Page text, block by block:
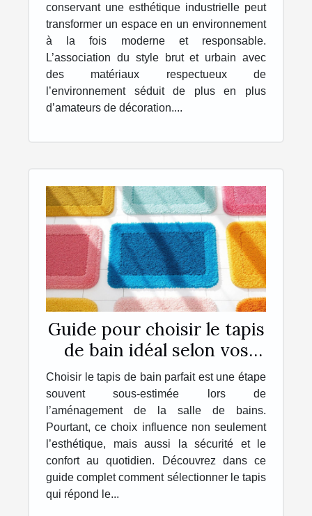
conservant une esthétique industrielle peut
transformer un espace en un environnement
à la fois moderne et responsable.
L’association du style brut et urbain avec
des matériaux respectueux de
l’environnement séduit de plus en plus
d’amateurs de décoration....
Guide pour choisir le tapis
de bain idéal selon vos
besoins
Choisir le tapis de bain parfait est une étape
souvent sous-estimée lors de
l’aménagement de la salle de bains.
Pourtant, ce choix influence non seulement
l’esthétique, mais aussi la sécurité et le
confort au quotidien. Découvrez dans ce
guide complet comment sélectionner le tapis
qui répond le...